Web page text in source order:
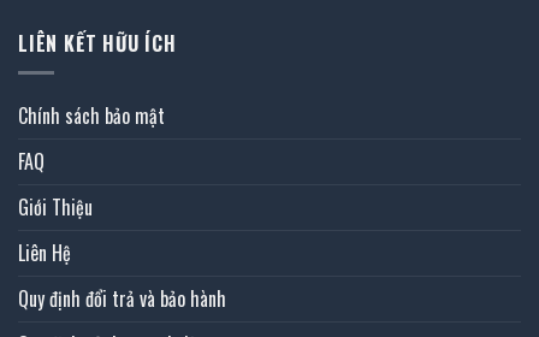
LIÊN KẾT HỮU ÍCH
Chính sách bảo mật
FAQ
Giới Thiệu
Liên Hệ
Quy định đổi trả và bảo hành